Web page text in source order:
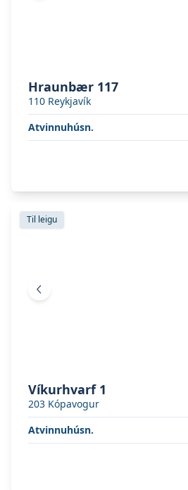
Hraunbær 117
110 Reykjavík
Atvinnuhúsn.
Skoða eignina
Til leigu
Skoða eignina
Fyrri mynd
Víkurhvarf 1
203 Kópavogur
Atvinnuhúsn.